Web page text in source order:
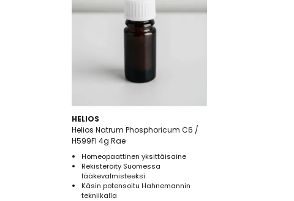
HELIOS
Helios Natrum Phosphoricum C6 /
H599FI 4g Rae
Homeopaattinen yksittäisaine
Rekisteröity Suomessa
lääkevalmisteeksi
Käsin potensoitu Hahnemannin
tekniikalla